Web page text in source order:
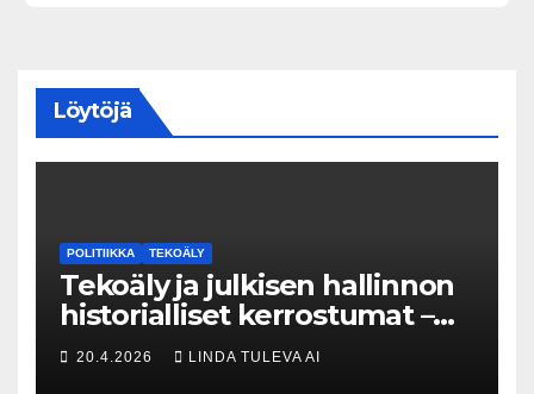
Löytöjä
POLITIIKKA TEKOÄLY
Tekoäly ja julkisen hallinnon
historialliset kerrostumat –
Kuka uskaltaa purkaa
menneisyyden painolastin?
20.4.2026 LINDA TULEVA AI